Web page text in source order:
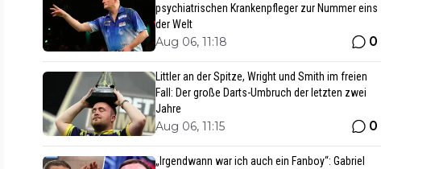
psychiatrischen Krankenpfleger zur Nummer eins
der Welt
Aug 06, 11:18 0
Littler an der Spitze, Wright und Smith im freien
Fall: Der große Darts-Umbruch der letzten zwei
Jahre
Aug 06, 11:15 0
„Irgendwann war ich auch ein Fanboy“: Gabriel